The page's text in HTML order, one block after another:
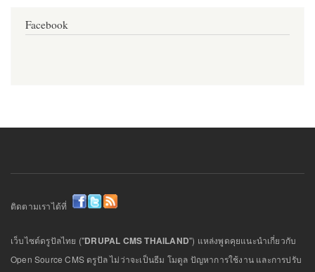
Facebook
ติดตามเราได้ที่
เว็บไซต์ดรูปัลไทย ("DRUPAL CMS THAILAND") แหล่งพูดคุยแนะนำเกี่ยวกับ
Open Source CMS ดรูปัล ไม่ว่าจะเป็นธีม โมดูล ปัญหาการใช้งาน และการปรับ